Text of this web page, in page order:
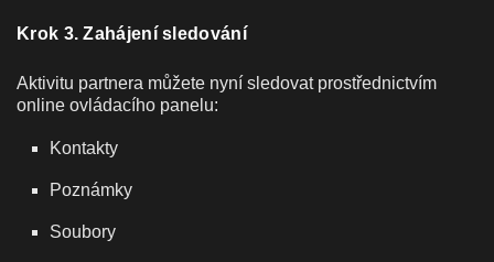
Krok 3. Zahájení sledování
Aktivitu partnera můžete nyní sledovat prostřednictvím
online ovládacího panelu:
Kontakty
Poznámky
Soubory